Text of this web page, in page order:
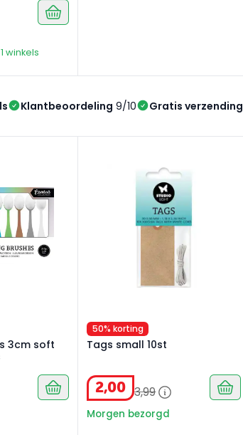
winkels
Klantbeoordeling 9/10 Gratis verzending
3cm soft
50% korting
Tags small 10st
2,00 3,99
Morgen bezorgd